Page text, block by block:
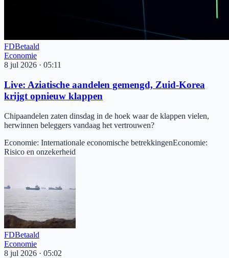
FDBetaald
Economie
8 jul 2026 · 05:11
Live: Aziatische aandelen gemengd, Zuid-Korea
krijgt opnieuw klappen
Chipaandelen zaten dinsdag in de hoek waar de klappen vielen,
herwinnen beleggers vandaag het vertrouwen?
Economie: Internationale economische betrekkingenEconomie:
Risico en onzekerheid
FDBetaald
Economie
8 jul 2026 · 05:02